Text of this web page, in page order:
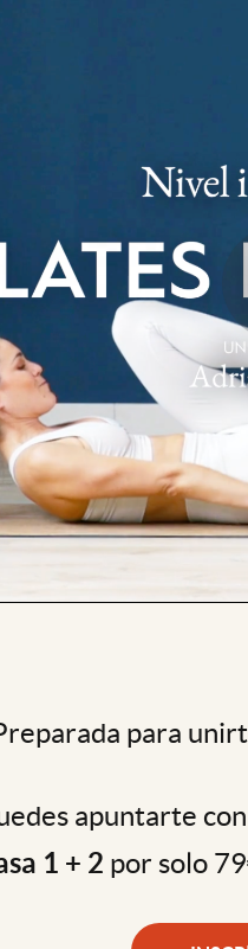
para
apuntarte
1 + 2 por solo